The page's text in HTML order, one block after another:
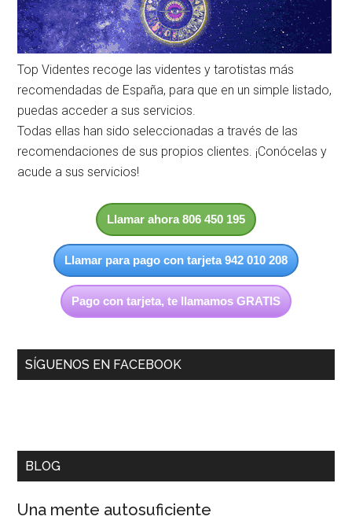
Top Videntes recoge las videntes y tarotistas más
recomendadas de España, para que en un simple listado,
puedas acceder a sus servicios.
Todas ellas han sido seleccionadas a través de las
recomendaciones de sus propios clientes. ¡Conócelas y
acude a sus servicios!
Llamar ahora 806 450 195
Llamar para pago con tarjeta 942 010 208
Pago con tarjeta, te llamamos GRATIS
SÍGUENOS EN FACEBOOK
BLOG
Una mente autosuficiente